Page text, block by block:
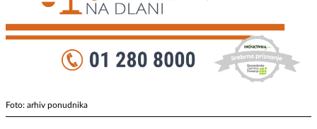
Foto: arhiv ponudnika